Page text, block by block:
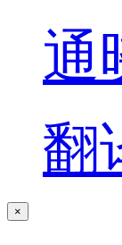
通
翻
×